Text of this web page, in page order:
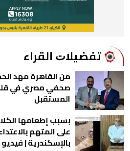
ﺗﻔﻀﻴﻼﺕ اﻟﻘﺮاء
من القاهرة مهد
صحفي مصري في
المستقبل
بسبب إطعامها
على المتهم
بالإسكندرية | فيديو